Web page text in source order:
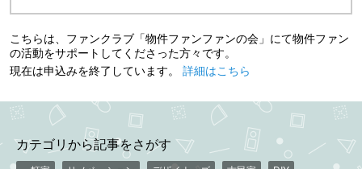
こちらは、ファンクラブ「物件ファンファンの会」にて物件ファン
の活動をサポートしてくださった方々です。
現在は申込みを終了しています。 詳細はこちら
カテゴリから記事をさがす